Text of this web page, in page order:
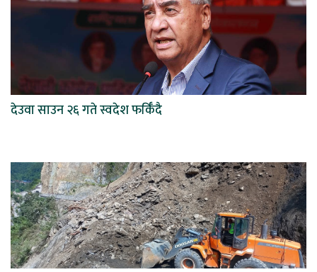
देउवा साउन २६ गते स्वदेश फर्किँदै